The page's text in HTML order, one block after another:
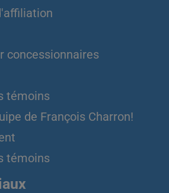
concessionnaires
témoins
de François Charron!
témoins